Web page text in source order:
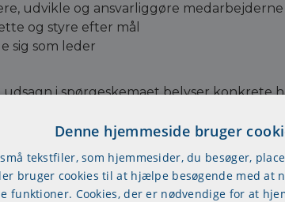
udvikle og ansvarliggøre medarbejderne
og styre efter mål
sig som leder
i spørgeskemaet belyser konkrete
er i udsagn som f.eks "Lederen skaber
får den fornødne instruktion".
hver for sig en brik til billedet af
på hvordan hendes eller hans
Denne hjemmeside bruger
tekstfiler, som hjemmesider, du besøger,
bruger cookies til at hjælpe besøgende med at
funktioner. Cookies, der er nødvendige for at